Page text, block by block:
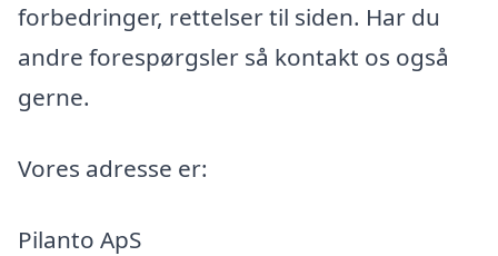
forbedringer, rettelser til siden. Har du
andre forespørgsler så kontakt os også
gerne.
Vores adresse er:
Pilanto ApS